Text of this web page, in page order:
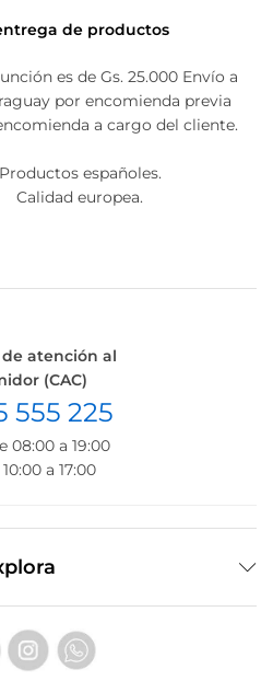
de productos
es de Gs. 25.000 Envío a
por encomienda previa
a cargo del cliente.
Productos españoles.
Calidad europea.
atención al
(CAC)
555 225
08:00 a 19:00
a 17:00